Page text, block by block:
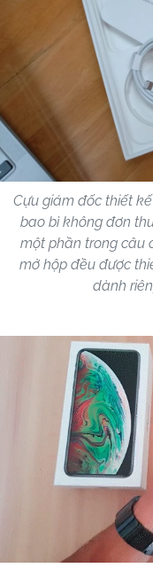
Cựu giám đốc thiết
bao bì không đơn
một phần trong câu
mở hộp đều được
dành